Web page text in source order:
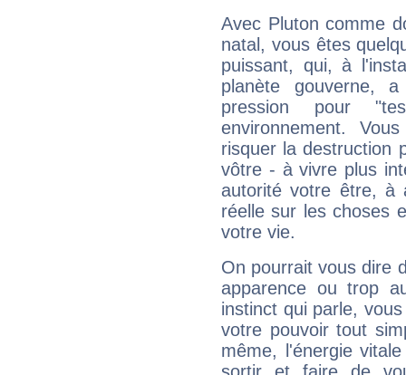
Avec Pluton comme
natal, vous êtes
puissant, qui, à
planète gouverne,
pression pour
environnement.
risquer la destruction
vôtre - à vivre plus
autorité votre être, à
réelle sur les choses
votre vie.
On pourrait vous dire
apparence ou trop
instinct qui parle,
votre pouvoir tout
même, l'énergie